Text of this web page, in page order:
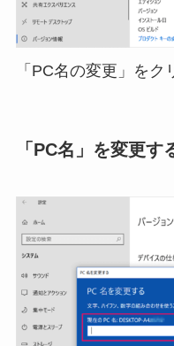
「PC名の変更」をク
「PC名」を変更す